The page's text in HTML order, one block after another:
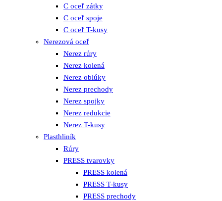
C oceľ zátky
C oceľ spoje
C oceľ T-kusy
Nerezová oceľ
Nerez rúry
Nerez kolená
Nerez oblúky
Nerez prechody
Nerez spojky
Nerez redukcie
Nerez T-kusy
Plasthliník
Rúry
PRESS tvarovky
PRESS kolená
PRESS T-kusy
PRESS prechody